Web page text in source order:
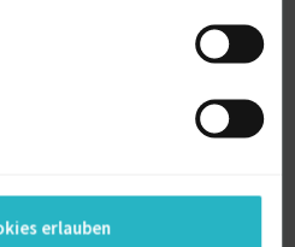
erlauben
Banken,
Unternehmen. Meine
von